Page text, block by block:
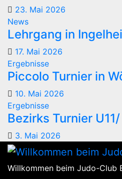
23. Mai 2026
News
Lehrgang in
17. Mai 2026
Ergebnisse
Piccolo Turnier in
10. Mai 2026
Ergebnisse
Bezirks Turnier
3. Mai 2026
Willkommen beim Judo-Club